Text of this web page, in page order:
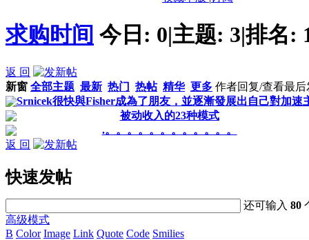
求购时间 今日: 0|主题: 3|排名:
返 回
新窗 全部主题 最新 热门 热帖 精华 更多 作者回复/查看最后
Srnicek很快與Fisher成為了朋友，並逐漸發展出自己對加速
被动收入的23种模式
.。。。。。。。。。。。。
返 回
快速发帖
还可输入80
高级模式
B Color Image Link Quote Code Smilies